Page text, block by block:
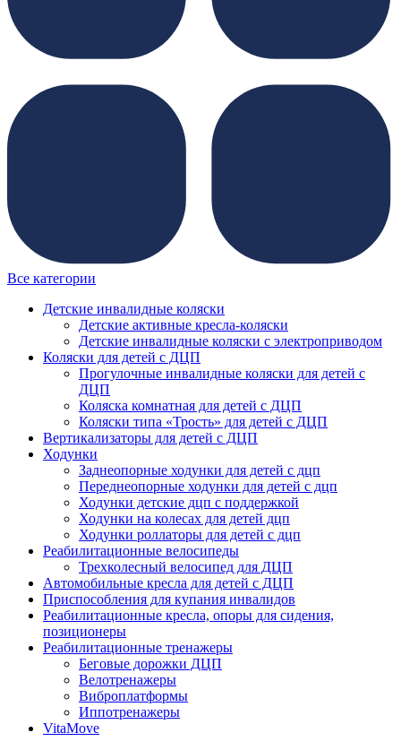
Все категории
Детские инвалидные коляски
Детские активные кресла-коляски
Детские инвалидные коляски с электроприводом
Коляски для детей с ДЦП
Прогулочные инвалидные коляски для детей с
ДЦП
Коляска комнатная для детей с ДЦП
Коляски типа «Трость» для детей с ДЦП
Вертикализаторы для детей с ДЦП
Ходунки
Заднеопорные ходунки для детей с дцп
Переднеопорные ходунки для детей с дцп
Ходунки детские дцп с поддержкой
Ходунки на колесах для детей дцп
Ходунки роллаторы для детей с дцп
Реабилитационные велосипеды
Трехколесный велосипед для ДЦП
Автомобильные кресла для детей с ДЦП
Приспособления для купания инвалидов
Реабилитационные кресла, опоры для сидения,
позиционеры
Реабилитационные тренажеры
Беговые дорожки ДЦП
Велотренажеры
Виброплатформы
Иппотренажеры
VitaMove